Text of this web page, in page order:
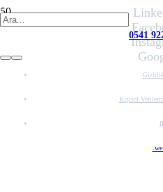
0541
Kişisel